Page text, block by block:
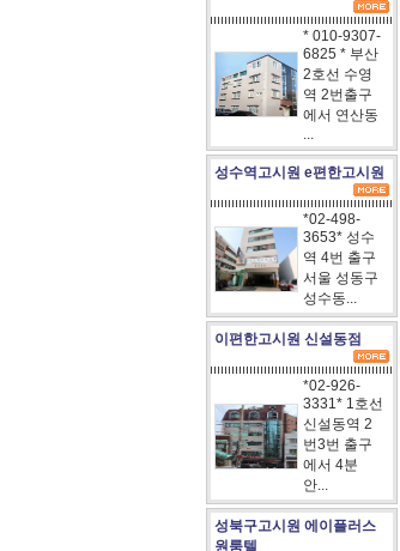
* 010-9307-
6825 * 부산
2호선 수영
역 2번출구
에서 연산동
...
성수역고시원 e편한고시원
*02-498-
3653* 성수
역 4번 출구
서울 성동구
성수동...
이편한고시원 신설동점
*02-926-
3331* 1호선
신설동역 2
번3번 출구
에서 4분
안...
성북구고시원 에이플러스
원룸텔